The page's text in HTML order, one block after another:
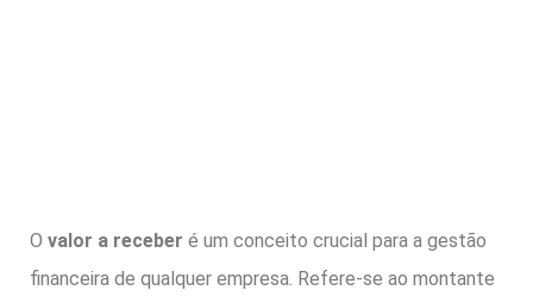
O valor a receber é um conceito crucial para a gestão
financeira de qualquer empresa. Refere-se ao montante